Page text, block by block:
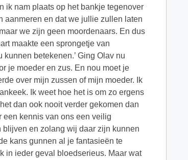
ik nam plaats op het bankje tegenover
aanmeren en dat we jullie zullen laten
we zijn geen moordenaars. En dus
maakte een sprongetje van
betekenen.’ Ging Olav nu
je moeder en zus. En nou moet je
over mijn zussen of mijn moeder. Ik
Ik weet hoe het is om zo ergens
dan ook nooit verder gekomen dan
een kennis van ons een veilig
en zolang wij daar zijn kunnen
kans gunnen al je fantasieën te
in ieder geval bloedserieus. Maar wat